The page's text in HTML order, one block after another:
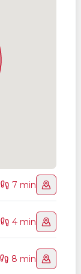
7 min
4 min
8 min